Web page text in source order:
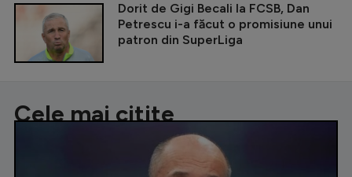
Dorit de Gigi Becali la FCSB, Dan
Petrescu i-a făcut o promisiune unui
patron din SuperLiga
Cele mai citite